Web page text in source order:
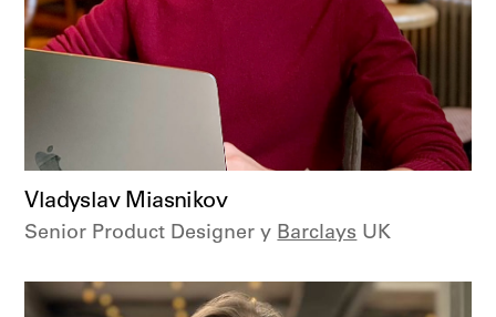
Vladyslav Miasnikov
Senior Product Designer у Barclays UK